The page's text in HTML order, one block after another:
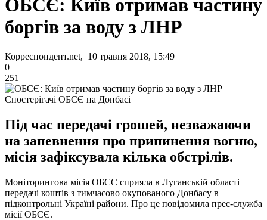
ОБСЄ: Київ отримав частину
боргів за воду з ЛНР
Корреспондент.net, 10 травня 2018, 15:49
0
251
Спостерігачі ОБСЄ на Донбасі
Під час передачі грошей, незважаючи
на запевнення про припинення вогню,
місія зафіксувала кілька обстрілів.
Моніторингова місія ОБСЄ сприяла в Луганській області
передачі коштів з тимчасово окупованого Донбасу в
підконтрольні Україні райони. Про це повідомила прес-служба
місії ОБСЄ.